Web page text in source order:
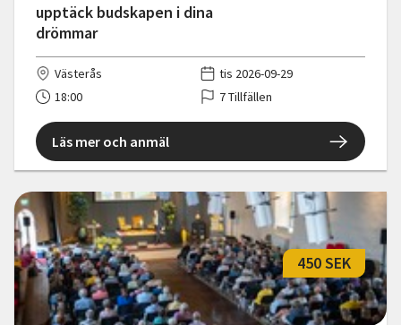
upptäck budskapen i dina
drömmar
Västerås
tis 2026-09-29
18:00
7 Tillfällen
Läs mer och anmäl
450 SEK